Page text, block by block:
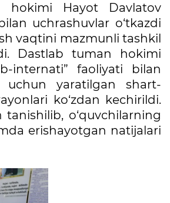
hokimi Hayot Davlatov
uchrashuvlar o‘tkazdi
vaqtini mazmunli tashkil
Dastlab tuman hokimi
internati” faoliyati bilan
uchun yaratilgan shart-
ko‘zdan kechirildi.
o‘quvchilarning
erishayotgan natijalari